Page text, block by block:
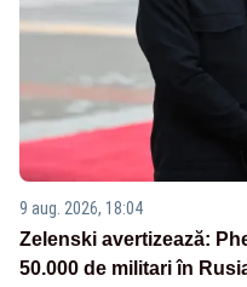
9 aug. 2026, 18:04
Zelenski avertizează:
50.000 de militari în